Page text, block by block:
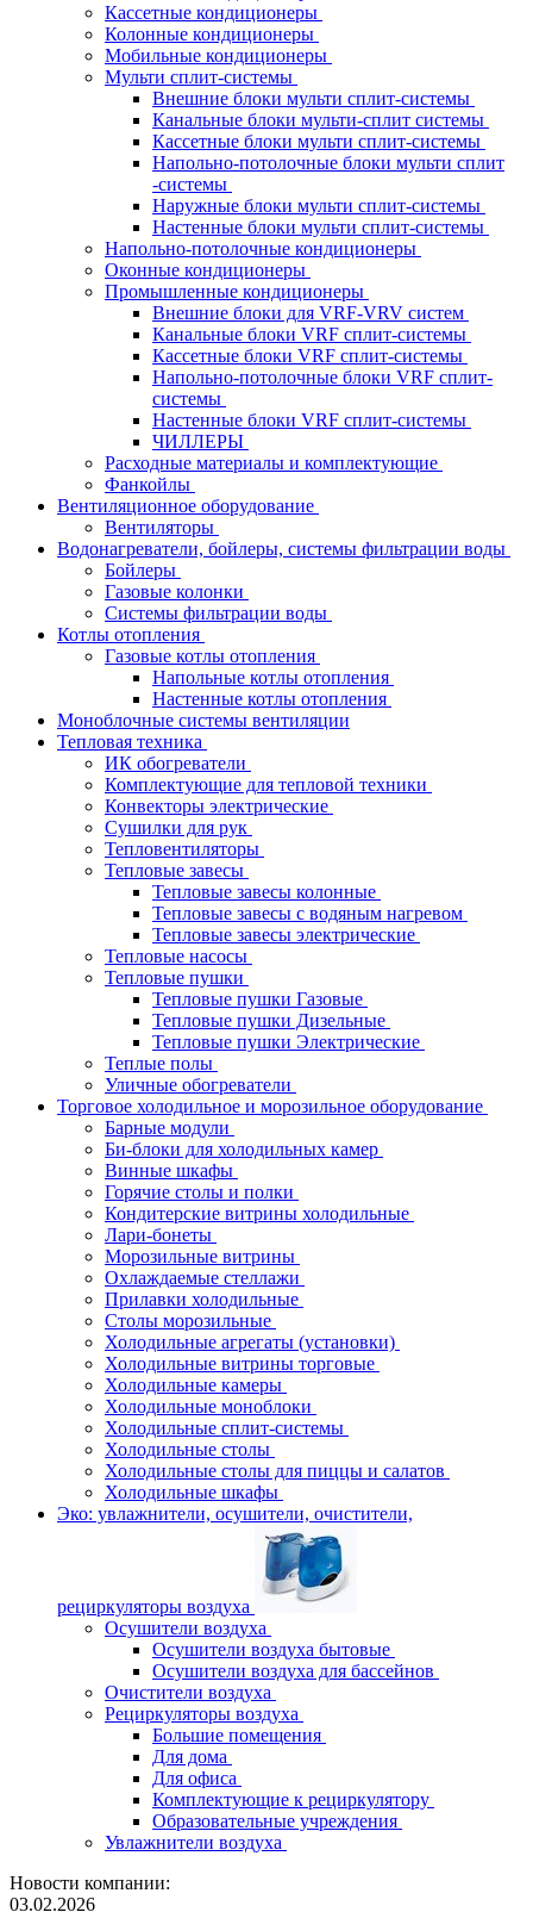
Кассетные кондиционеры
Колонные кондиционеры
Мобильные кондиционеры
Мульти сплит-системы
Внешние блоки мульти сплит-системы
Канальные блоки мульти-сплит системы
Кассетные блоки мульти сплит-системы
Напольно-потолочные блоки мульти сплит
-системы
Наружные блоки мульти сплит-системы
Настенные блоки мульти сплит-системы
Напольно-потолочные кондиционеры
Оконные кондиционеры
Промышленные кондиционеры
Внешние блоки для VRF-VRV систем
Канальные блоки VRF сплит-системы
Кассетные блоки VRF сплит-системы
Напольно-потолочные блоки VRF сплит-
системы
Настенные блоки VRF сплит-системы
ЧИЛЛЕРЫ
Расходные материалы и комплектующие
Фанкойлы
Вентиляционное оборудование
Вентиляторы
Водонагреватели, бойлеры, системы фильтрации воды
Бойлеры
Газовые колонки
Системы фильтрации воды
Котлы отопления
Газовые котлы отопления
Напольные котлы отопления
Настенные котлы отопления
Моноблочные системы вентиляции
Тепловая техника
ИК обогреватели
Комплектующие для тепловой техники
Конвекторы электрические
Сушилки для рук
Тепловентиляторы
Тепловые завесы
Тепловые завесы колонные
Тепловые завесы с водяным нагревом
Тепловые завесы электрические
Тепловые насосы
Тепловые пушки
Тепловые пушки Газовые
Тепловые пушки Дизельные
Тепловые пушки Электрические
Теплые полы
Уличные обогреватели
Торговое холодильное и морозильное оборудование
Барные модули
Би-блоки для холодильных камер
Винные шкафы
Горячие столы и полки
Кондитерские витрины холодильные
Лари-бонеты
Морозильные витрины
Охлаждаемые стеллажи
Прилавки холодильные
Столы морозильные
Холодильные агрегаты (установки)
Холодильные витрины торговые
Холодильные камеры
Холодильные моноблоки
Холодильные сплит-системы
Холодильные столы
Холодильные столы для пиццы и салатов
Холодильные шкафы
Эко: увлажнители, осушители, очистители,
рециркуляторы воздуха
Осушители воздуха
Осушители воздуха бытовые
Осушители воздуха для бассейнов
Очистители воздуха
Рециркуляторы воздуха
Большие помещения
Для дома
Для офиса
Комплектующие к рециркулятору
Образовательные учреждения
Увлажнители воздуха
Новости компании:
03.02.2026